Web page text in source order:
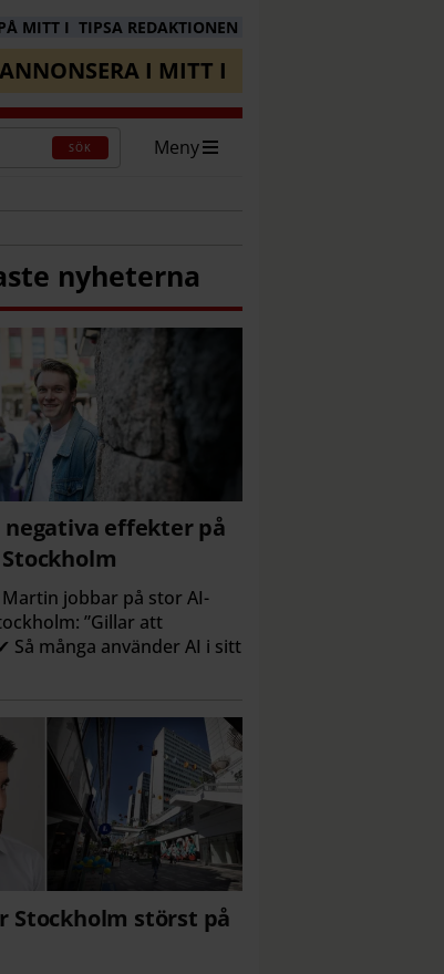
MITT I TIPSA REDAKTIONEN
ANNONSERA I MITT I
SÖK Meny
nyheterna
negativa effekter på
Martin jobbar på stor AI-
”Gillar att
Så många använder AI i sitt
Stockholm störst på